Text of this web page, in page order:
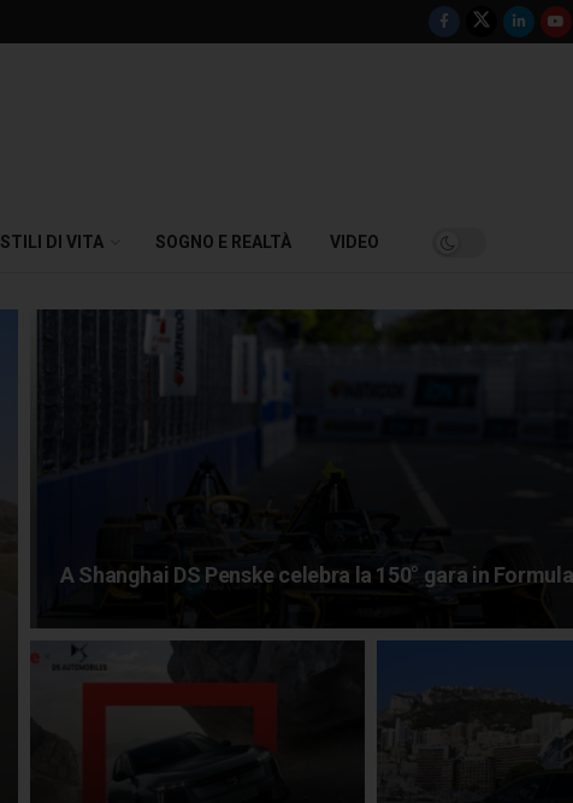
STILI DI VITA SOGNO E REALTÀ VIDEO
A Shanghai DS Penske celebra la 150° gara in